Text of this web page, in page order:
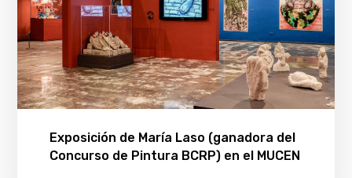
Exposición de María Laso (ganadora del
Concurso de Pintura BCRP) en el MUCEN